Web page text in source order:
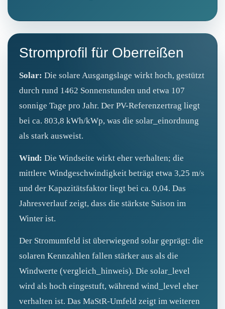
Stromprofil für Oberreißen
Solar: Die solare Ausgangslage wirkt hoch, gestützt
durch rund 1462 Sonnenstunden und etwa 107
sonnige Tage pro Jahr. Der PV-Referenzertrag liegt
bei ca. 803,8 kWh/kWp, was die solar_einordnung
als stark ausweist.
Wind: Die Windseite wirkt eher verhalten; die
mittlere Windgeschwindigkeit beträgt etwa 3,25 m/s
und der Kapazitätsfaktor liegt bei ca. 0,04. Das
Jahresverlauf zeigt, dass die stärkste Saison im
Winter ist.
Der Stromumfeld ist überwiegend solar geprägt: die
solaren Kennzahlen fallen stärker aus als die
Windwerte (vergleich_hinweis). Die solar_level
wird als hoch eingestuft, während wind_level eher
verhalten ist. Das MaStR-Umfeld zeigt im weiteren